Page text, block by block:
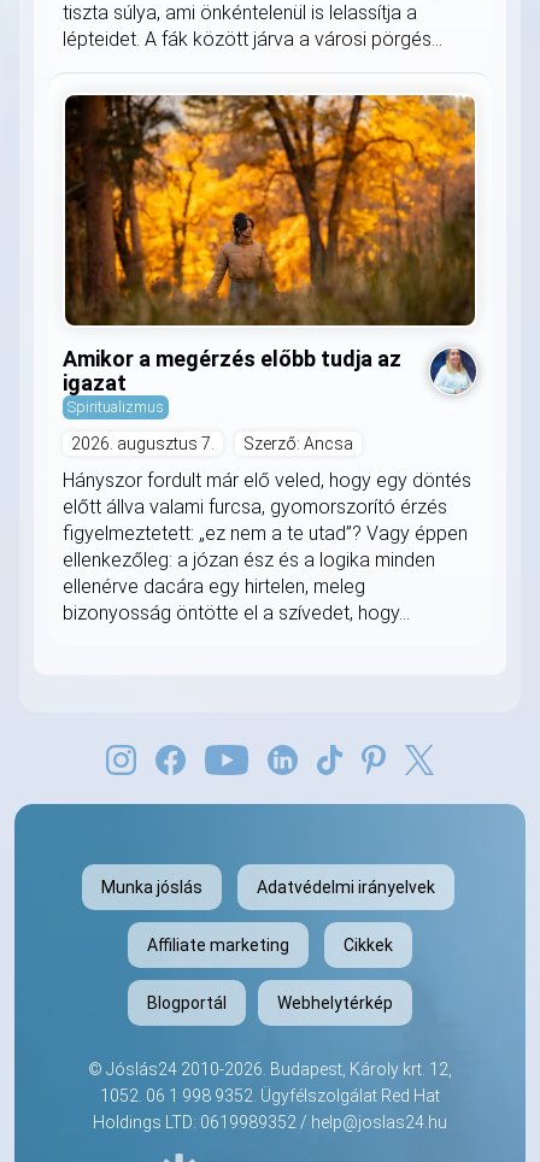
tiszta súlya, ami önkéntelenül is lelassítja a
lépteidet. A fák között járva a városi pörgés...
Amikor a megérzés előbb tudja az
igazat
Spiritualizmus
2026. augusztus 7. Szerző: Ancsa
Hányszor fordult már elő veled, hogy egy döntés
előtt állva valami furcsa, gyomorszorító érzés
figyelmeztetett: „ez nem a te utad”? Vagy éppen
ellenkezőleg: a józan ész és a logika minden
ellenérve dacára egy hirtelen, meleg
bizonyosság öntötte el a szívedet, hogy...
Munka jóslás Adatvédelmi irányelvek
Affiliate marketing Cikkek
Blogportál Webhelytérkép
© Jóslás24 2010-2026. Budapest, Károly krt. 12,
1052. 06 1 998 9352. Ügyfélszolgálat Red Hat
Holdings LTD: 0619989352 / help@joslas24.hu